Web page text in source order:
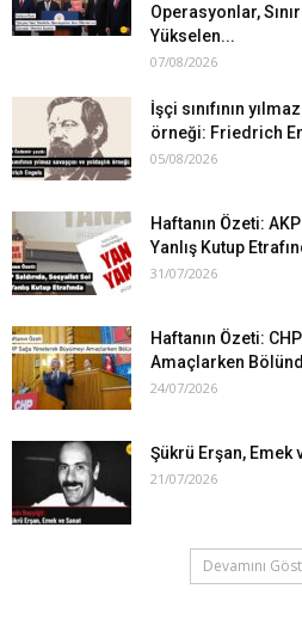
Operasyonlar,
Yükselen...
07/08/2026
İşçi sınıfının
örneği: Friedrich
05/08/2026
Haftanın Özeti:
Yanlış Kutup
31/07/2026
Haftanın Özeti:
Amaçlarken
24/07/2026
Şükrü Erşan, Emek
21/07/2026
Devamını